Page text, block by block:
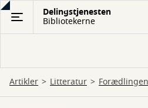
Gå
hovedindhold
Delingstjenesten
Bibliotekerne
Artikler Litteratur